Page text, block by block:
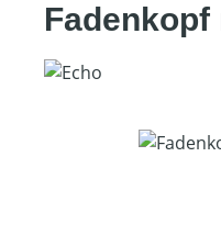
Fadenkopf
Bildergalerie